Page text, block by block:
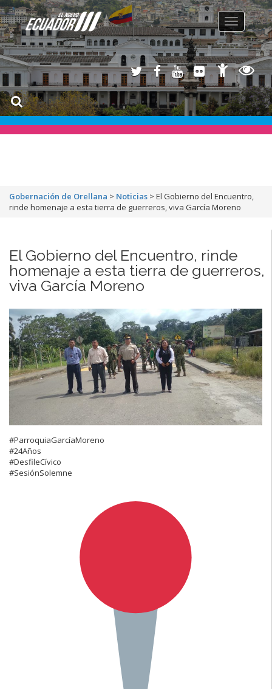
Toggle
navigation
Gobernación de Orellana > Noticias > El Gobierno del Encuentro,
rinde homenaje a esta tierra de guerreros, viva García Moreno
El Gobierno del Encuentro, rinde
homenaje a esta tierra de guerreros,
viva García Moreno
#ParroquiaGarcíaMoreno
#24Años
#DesfileCívico
#SesiónSolemne